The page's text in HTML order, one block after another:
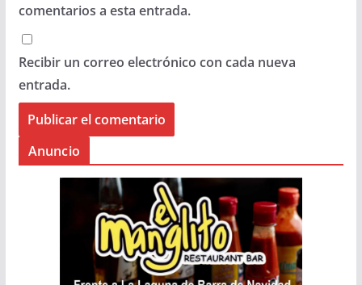
comentarios a esta entrada.
Recibir un correo electrónico con cada nueva
entrada.
Anuncio